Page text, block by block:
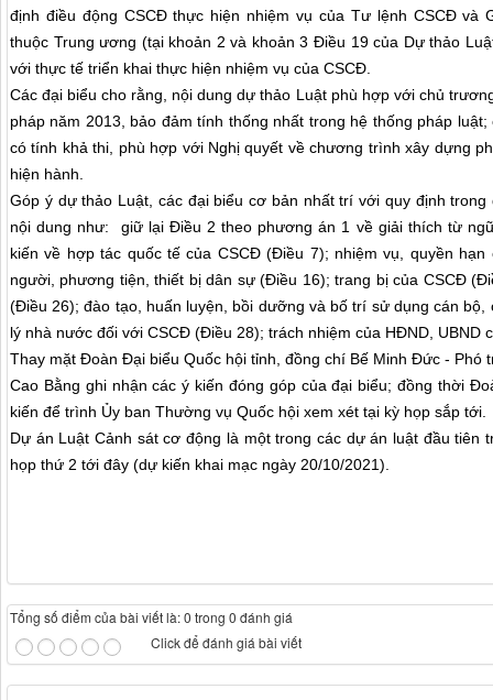
định điều động CSCĐ thực hiện nhiệm vụ của Tư lệnh CSCĐ và
thuộc Trung ương (tại khoản 2 và khoản 3 Điều 19 của Dự thảo
với thực tế triển khai thực hiện nhiệm vụ của CSCĐ.
Các đại biểu cho rằng, nội dung dự thảo Luật phù hợp với chủ
pháp năm 2013, bảo đảm tính thống nhất trong hệ thống pháp
có tính khả thi, phù hợp với Nghị quyết về chương trình xây dựng
hiện hành.
Góp ý dự thảo Luật, các đại biểu cơ bản nhất trí với quy định
nội dung như: giữ lại Điều 2 theo phương án 1 về giải thích từ
kiến về hợp tác quốc tế của CSCĐ (Điều 7); nhiệm vụ, quyền
người, phương tiện, thiết bị dân sự (Điều 16); trang bị của CSCĐ
(Điều 26); đào tạo, huấn luyện, bồi dưỡng và bố trí sử dụng cán
lý nhà nước đối với CSCĐ (Điều 28); trách nhiệm của HĐND, UBND
Thay mặt Đoàn Đại biểu Quốc hội tỉnh, đồng chí Bế Minh Đức - Phó
Cao Bằng ghi nhận các ý kiến đóng góp của đại biểu; đồng thời
kiến để trình Ủy ban Thường vụ Quốc hội xem xét tại kỳ họp sắp tới.
Dự án Luật Cảnh sát cơ động là một trong các dự án luật đầu tiên
họp thứ 2 tới đây (dự kiến khai mạc ngày 20/10/2021).
Tổng số điểm của bài viết là: 0 trong 0 đánh giá
Click để đánh giá bài viết